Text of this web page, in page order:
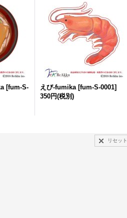
[fum-S- えび-fumika [fum-S-0001]
350円(税別)
リセット